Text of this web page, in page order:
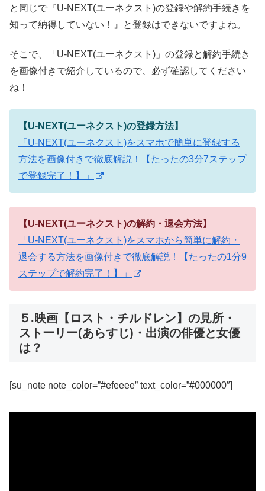
と同じで『U-NEXT(ユーネクスト)の登録や解約手続きを
知って納得していない！』と登録はできないですよね。
そこで、「U-NEXT(ユーネクスト)」の登録と解約手続き
を画像付きで紹介しているので、必ず確認してください
ね！
【U-NEXT(ユーネクスト)の登録方法】
「U-NEXT(ユーネクスト)をスマホで簡単に登録する
方法を画像付きで徹底解説！【たったの3分7ステップ
で登録完了！】」
【U-NEXT(ユーネクスト)の解約・退会方法】
「U-NEXT(ユーネクスト)をスマホから簡単に解約・
退会する方法を画像付きで徹底解説！【たったの1分9
ステップで解約完了！】」
５.映画【ロスト・チルドレン】の見所・
ストーリー(あらすじ)・出演の俳優と女優
は？
[su_note note_color=”#efeeee” text_color=”#000000″]